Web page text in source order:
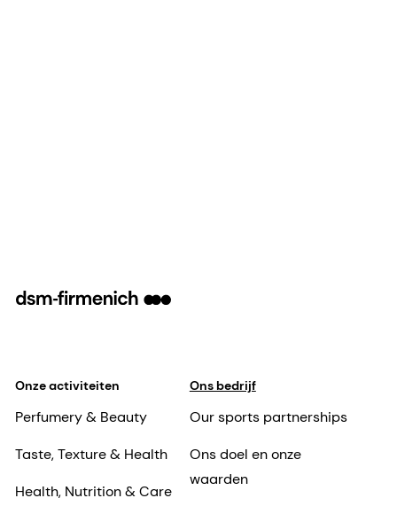
Onze activiteiten
Perfumery & Beauty
Taste, Texture & Health
Health, Nutrition & Care
Ons bedrijf
Our sports partnerships
Ons doel en onze
waarden